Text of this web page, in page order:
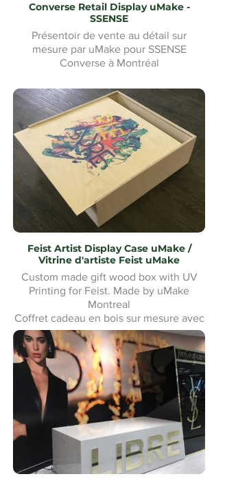
Converse Retail Display uMake -
SSENSE
Présentoir de vente au détail sur
mesure par uMake pour SSENSE
Converse à Montréal
Feist Artist Display Case uMake /
Vitrine d'artiste Feist uMake
Custom made gift wood box with UV
Printing for Feist. Made by uMake
Montreal
Coffret cadeau en bois sur mesure avec
impression UV pour Feist. Fabriqué par
uMake Montréal